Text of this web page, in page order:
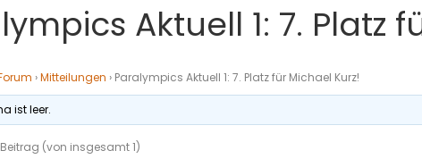
Aktuell 1: 7. Platz
›Mitteilungen › Paralympics Aktuell 1: 7. Platz für Michael Kurz!
ist leer.
(von insgesamt 1)